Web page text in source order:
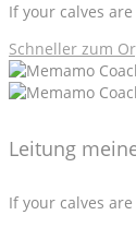
If your calves
Schneller zum
Leitung
If your calves